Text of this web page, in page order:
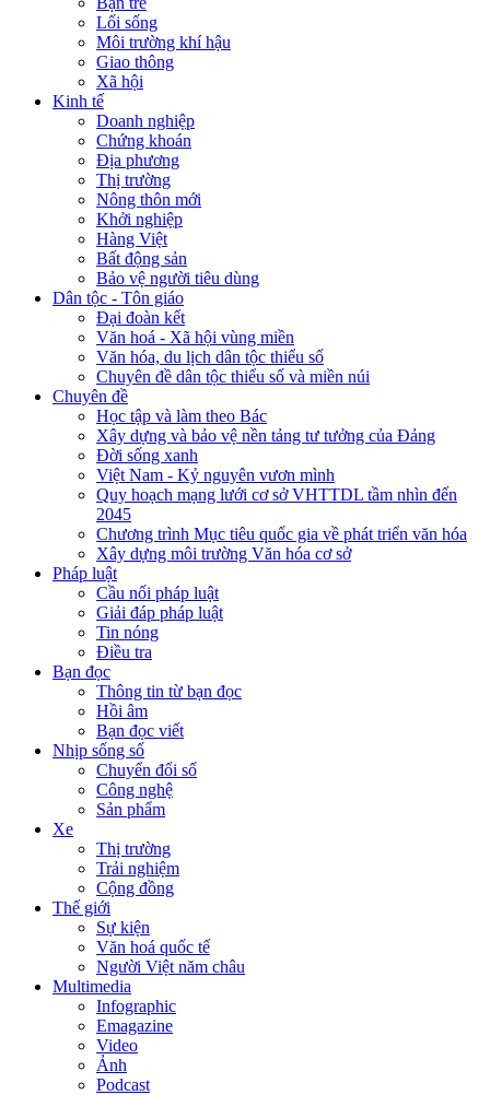
Lối sống
Môi trường khí hậu
Giao thông
Xã hội
Kinh tế
Doanh nghiệp
Chứng khoán
Địa phương
Thị trường
Nông thôn mới
Khởi nghiệp
Hàng Việt
Bất động sản
Bảo vệ người tiêu dùng
Dân tộc - Tôn giáo
Đại đoàn kết
Văn hoá - Xã hội vùng miền
Văn hóa, du lịch dân tộc thiểu số
Chuyên đề dân tộc thiểu số và miền núi
Chuyên đề
Học tập và làm theo Bác
Xây dựng và bảo vệ nền tảng tư tưởng của Đảng
Đời sống xanh
Việt Nam - Kỷ nguyên vươn mình
Quy hoạch mạng lưới cơ sở VHTTDL tầm nhìn đến
2045
Chương trình Mục tiêu quốc gia về phát triển văn hóa
Xây dựng môi trường Văn hóa cơ sở
Pháp luật
Cầu nối pháp luật
Giải đáp pháp luật
Tin nóng
Điều tra
Bạn đọc
Thông tin từ bạn đọc
Hồi âm
Bạn đọc viết
Nhịp sống số
Chuyển đổi số
Công nghệ
Sản phẩm
Xe
Thị trường
Trải nghiệm
Cộng đồng
Thế giới
Sự kiện
Văn hoá quốc tế
Người Việt năm châu
Multimedia
Infographic
Emagazine
Video
Ảnh
Podcast